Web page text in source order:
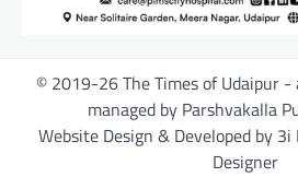
© 2019-26 The Times of Udaipur
managed by Parshvakalla
Website Design & Developed by
Designer